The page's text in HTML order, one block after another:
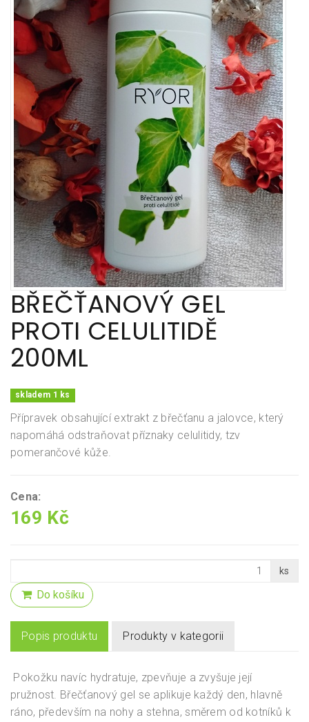
BŘEČŤANOVÝ GEL
PROTI CELULITIDĚ
200ML
skladem 1 ks
Přípravek obsahující extrakt z břečťanu a jalovce, který
napomáhá odstraňovat příznaky celulitidy, tzv
pomerančové kůže.
Cena:
169 Kč
ks
Do košíku
Popis produktu Produkty v kategorii
Pokožku navíc hydratuje, zpevňuje a zvyšuje její
pružnost. Břečťanový gel se aplikuje každý den, hlavně
ráno, především na nohy a stehna, směrem od kotníků k